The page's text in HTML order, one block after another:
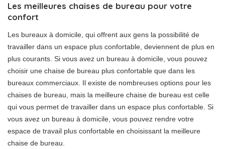
Les meilleures chaises de bureau pour votre
confort
Les bureaux à domicile, qui offrent aux gens la possibilité de
travailler dans un espace plus confortable, deviennent de plus en
plus courants. Si vous avez un bureau à domicile, vous pouvez
choisir une chaise de bureau plus confortable que dans les
bureaux commerciaux. Il existe de nombreuses options pour les
chaises de bureau, mais la meilleure chaise de bureau est celle
qui vous permet de travailler dans un espace plus confortable. Si
vous avez un bureau à domicile, vous pouvez rendre votre
espace de travail plus confortable en choisissant la meilleure
chaise de bureau.